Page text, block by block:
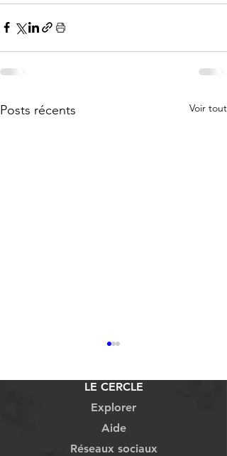
Posts récents Voir tout
LE CERCLE
Explorer
Aide
Réseaux sociaux